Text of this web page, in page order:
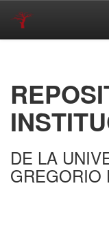
DE LA
GREGORIO